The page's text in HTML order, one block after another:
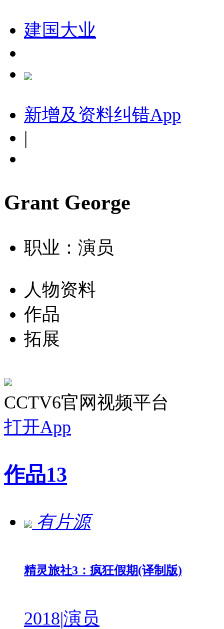
建国大业
新增及资料纠错App
|
Grant George
职业：演员
人物资料
作品
拓展
CCTV6官网视频平台
打开App
作品13
有片源
精灵旅社3：疯狂假期(译制版)
2018|演员